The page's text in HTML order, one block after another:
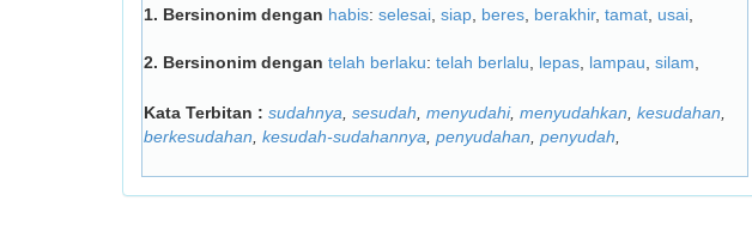
1. Bersinonim dengan habis: selesai siap beres berakhir, tamat usai
2. Bersinonim dengan telah berlaku: telah berlalu lepas lampau silam
Kata Terbitan : sudahnya sesudah menyudahi, menyudahkan kesudahan
berkesudahan kesudah-sudahannya penyudahan penyudah